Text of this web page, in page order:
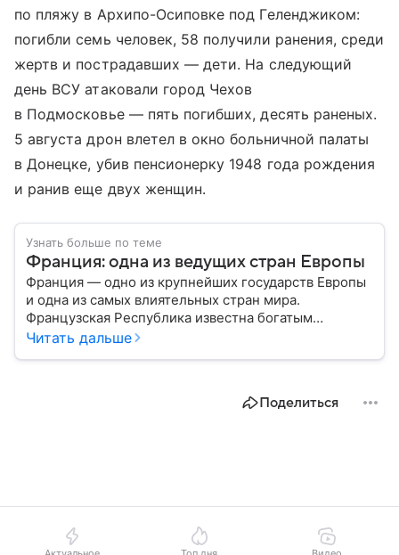
по пляжу в Архипо-Осиповке под Геленджиком:
погибли семь человек, 58 получили ранения, среди
жертв и пострадавших — дети. На следующий
день ВСУ атаковали город Чехов
в Подмосковье — пять погибших, десять раненых.
5 августа дрон влетел в окно больничной палаты
в Донецке, убив пенсионерку 1948 года рождения
и ранив еще двух женщин.
Узнать больше по теме
Франция: одна из ведущих стран Европы
Франция — одно из крупнейших государств Европы
и одна из самых влиятельных стран мира.
Французская Республика известна богатым
культурным наследием, развитой экономикой,
Читать дальше
Поделиться